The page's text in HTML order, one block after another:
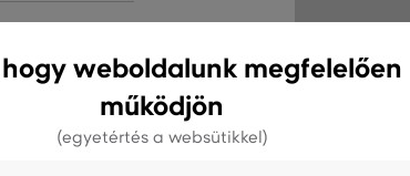
Mellkasán
Anyaga
készült. A tartós
biztosít. Egy
keresztül a
weboldalunk megfelelően
működjön
(egyetértés a websütikkel)